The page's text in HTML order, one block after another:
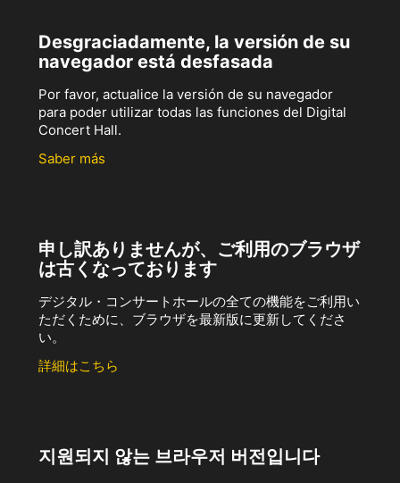
Desgraciadamente, la versión de su
navegador está desfasada
Por favor, actualice la versión de su navegador
para poder utilizar todas las funciones del Digital
Concert Hall.
Saber más
申し訳ありませんが、ご利用のブラウザ
は古くなっております
デジタル・コンサートホールの全ての機能をご利用い
ただくために、ブラウザを最新版に更新してくださ
い。
詳細はこちら
지원되지 않는 브라우저 버전입니다